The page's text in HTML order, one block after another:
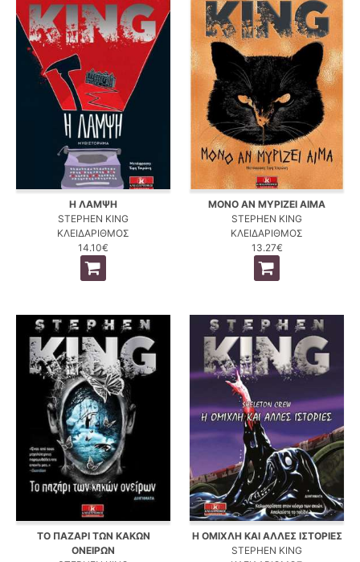
Η ΛΑΜΨΗ
STEPHEN KING
ΚΛΕΙΔΑΡΙΘΜΟΣ
14.10€
ΜΟΝΟ ΑΝ ΜΥΡΙΖΕΙ ΑΙΜΑ
STEPHEN KING
ΚΛΕΙΔΑΡΙΘΜΟΣ
13.27€
ΤΟ ΠΑΖΑΡΙ ΤΩΝ ΚΑΚΩΝ
ΟΝΕΙΡΩΝ
Η ΟΜΙΧΛΗ ΚΑΙ ΑΛΛΕΣ ΙΣΤΟΡΙΕΣ
STEPHEN KING